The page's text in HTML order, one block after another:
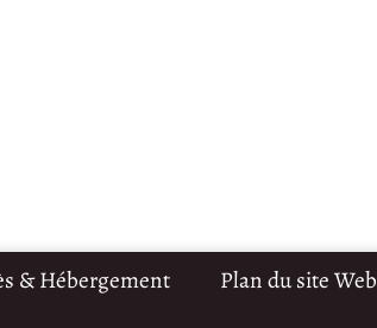
& Hébergement Plan du site Web